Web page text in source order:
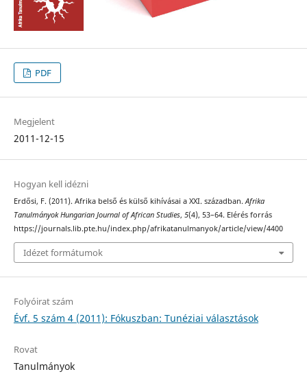
PDF
Megjelent
2011-12-15
Hogyan kell idézni
Erdősi, F. (2011). Afrika belső és külső kihívásai a XXI. században. Afrika
Tanulmányok Hungarian Journal of African Studies, 5(4), 53–64. Elérés forrás
https://journals.lib.pte.hu/index.php/afrikatanulmanyok/article/view/4400
Idézet formátumok
Folyóirat szám
Évf. 5 szám 4 (2011): Fókuszban: Tunéziai választások
Rovat
Tanulmányok